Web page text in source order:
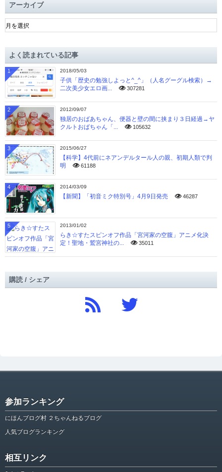
アーカイブ
ア
ー
ブよく読まれている記事
2018/05/03
子供「歴史の勉強しよっと^_^」（人名グーグル検索）→
二次美少女エロ画...
307281
1
2012/09/07
独居のおばあちゃん、便器と壁の間に挟まり３日経過→ヤ
クルトおばちゃん「...
105632
2
2015/06/27
【科学】4代前にネアンデルタール人の親、初期人類で判
明
61188
3
2014/03/09
【新聞】「初音ミク特別号」4月9日発売 46287
4
2013/01/02
らき☆すたスピンオフ作品「宮河家の空腹」アニメ化決
定！聖地・鷲宮神社の...
35011
5
購読 / シェア
参加ランキング
にほんブログ村 ２ちゃんねるブログ
人気ブログランキング
相互リンク